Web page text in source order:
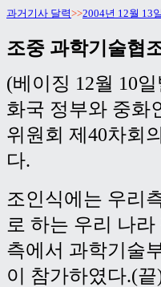
과거기사 달력>>2004년 12월 13
조중 과학기술협
(베이징 12월 10
화국 정부와 중화
위원회 제40차회
다.
조인식에는 우리
로 하는 우리 나
측에서 과학기술
이 참가하였다.(끝